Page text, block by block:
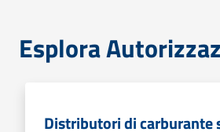
Esplora
Distributori di carburante